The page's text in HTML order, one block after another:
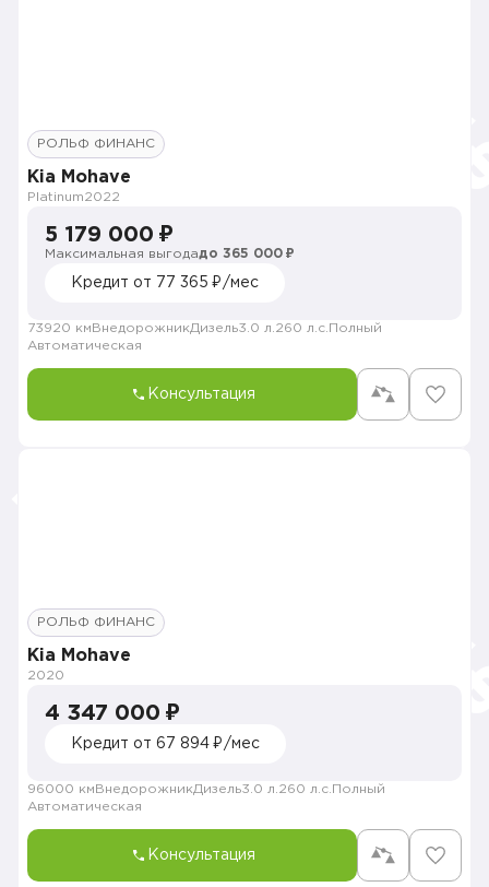
РОЛЬФ ФИНАНС
Kia Mohave
Platinum2022
5 179 000 ₽
Максимальная выгодадо 365 000 ₽
Кредит от 77 365 ₽/мес
73920 км ВнедорожникДизель3.0 л. 260 л.с. Полный
Автоматическая
Консультация
РОЛЬФ ФИНАНС
Kia Mohave
2020
4 347 000 ₽
Кредит от 67 894 ₽/мес
96000 км ВнедорожникДизель3.0 л. 260 л.с. Полный
Автоматическая
Консультация